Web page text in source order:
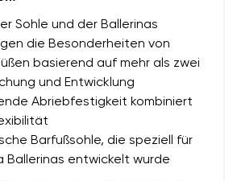
Sohle und der Ballerinas
die Besonderheiten von
basierend auf mehr als zwei
und Entwicklung
Abriebfestigkeit kombiniert
Barfußsohle, die speziell für
Ballerinas entwickelt wurde